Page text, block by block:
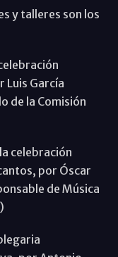
y talleres son los
Luis García
de la Comisión
celebración
por Óscar
de Música